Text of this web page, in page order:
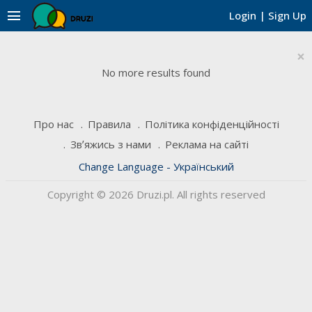
Login | Sign Up
menu
×
No more results found
Про нас Правила
Політика конфіденційності
Звʼяжись з нами
Реклама на сайті
Change Language - Український
Copyright © 2026 Druzi.pl. All rights reserved